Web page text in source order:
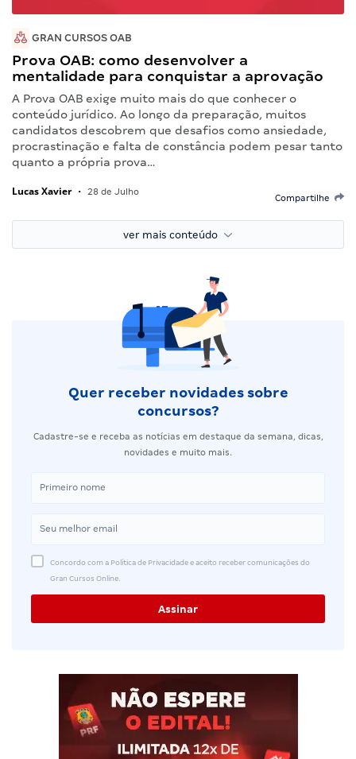
GRAN CURSOS OAB
Prova OAB: como desenvolver a
mentalidade para conquistar a aprovação
A Prova OAB exige muito mais do que conhecer o
conteúdo jurídico. Ao longo da preparação, muitos
candidatos descobrem que desafios como ansiedade,
procrastinação e falta de constância podem pesar tanto
quanto a própria prova…
Lucas Xavier • 28 de Julho
Compartilhe
ver mais conteúdo
Quer receber novidades sobre
concursos?
Cadastre-se e receba as notícias em destaque da semana, dicas,
novidades e muito mais.
Concordo com a Política de Privacidade e aceito receber comunicações do
Gran Cursos Online.